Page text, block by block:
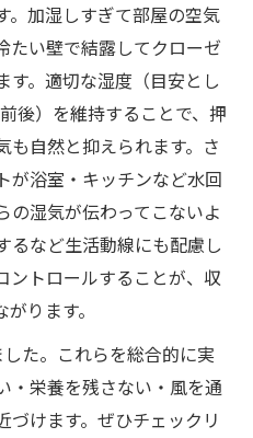
。加湿しすぎて部屋の空気
たい壁で結露してクローゼ
す。適切な湿度（目安とし
後）を維持することで、押
も自然と抑えられます。さ
が浴室・キッチンなど水回
の湿気が伝わってこないよ
るなど生活動線にも配慮し
ントロールすることが、収
ります。
た。これらを総合的に実
・栄養を残さない・風を通
づけます。ぜひチェックリ